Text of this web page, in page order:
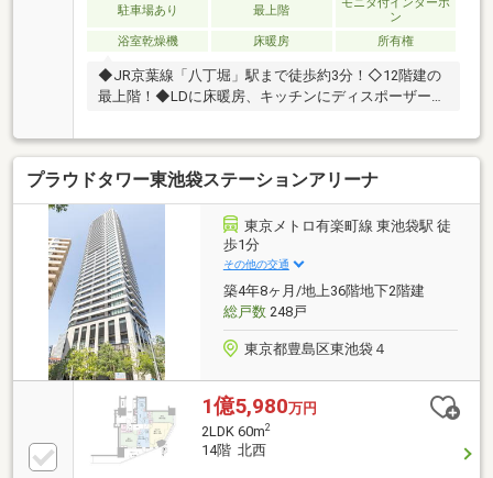
駐車場あり 最上階
ン
浴室乾燥機
床暖房 所有権
◆JR京葉線「八丁堀」駅まで徒歩約3分！◇12階建の
最上階！◆LDに床暖房、キッチンにディスポーザー付
＝＝＝＝＝＝＝＝＝当社は、本マンションの建物管理
会社でございます。管理組合のこと、共用施設のこ
と、修繕計画のこと等、しっかりとご説明いたしま
す。ご購入後も管理の委託先として長いお付き合いさ
せていただきますので丁寧で誠実な対応を心掛けてお
ります。＝＝＝＝＝＝＝＝＝＝＝＝＝＝＝＝＝＝＝＝
＝＝＝＝＝＝＝＝＝＝＝
プラウドタワー東池袋ステーションアリーナ
東京メトロ有楽町線 東池袋駅 徒
歩1分
その他の交通
築4年8ヶ月/地上36階地下2階建
総戸数248戸
東京都豊島区東池袋４
1億5,980万円
2LDK 60m2
14階 北西